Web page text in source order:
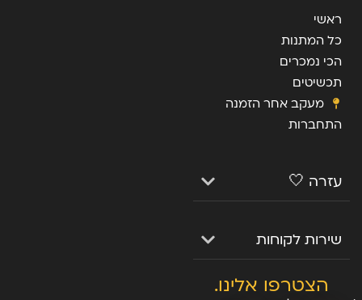
ראשי
כל המתנות
הכי נמכרים
תכשיטים
מעקב אחר הזמנה
התחברות
עזרה 🤍
שירות לקוחות
הצטרפו אלינו.